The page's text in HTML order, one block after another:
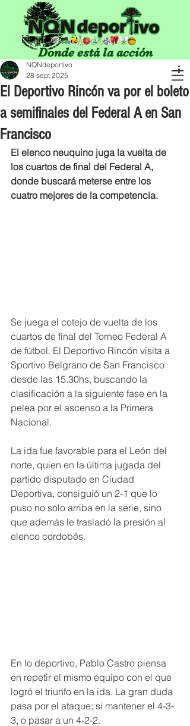
Donde está la acción
El Deportivo Rincón va por el boleto
a semifinales del Federal A en San
Francisco
NQNdeportivo
28 sept 2025
El elenco neuquino juga la vuelta de
los cuartos de final del Federal A,
donde buscará meterse entre los
cuatro mejores de la competencia.
Se juega el cotejo de vuelta de los
cuartos de final del Torneo Federal A
de fútbol. El Deportivo Rincón visita a
Sportivo Belgrano de San Francisco
desde las 15.30hs, buscando la
clasificación a la siguiente fase en la
pelea por el ascenso a la Primera
Nacional.
La ida fue favorable para el León del
norte, quien en la última jugada del
partido disputado en Ciudad
Deportiva, consiguió un 2-1 que lo
puso no solo arriba en la serie, sino
que además le trasladó la presión al
elenco cordobés.
En lo deportivo, Pablo Castro piensa
en repetir el mismo equipo con el que
logró el triunfo en la ida. La gran duda
pasa por el ataque; si mantener el 4-3-
3, o pasar a un 4-2-2.